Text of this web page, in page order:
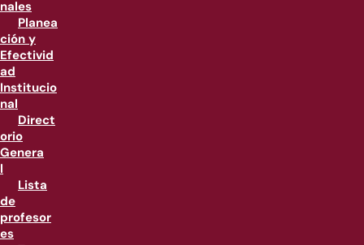
nales
Planea
ción y
Efectivid
ad
Institucio
nal
Direct
orio
Genera
l
Lista
de
profesor
es